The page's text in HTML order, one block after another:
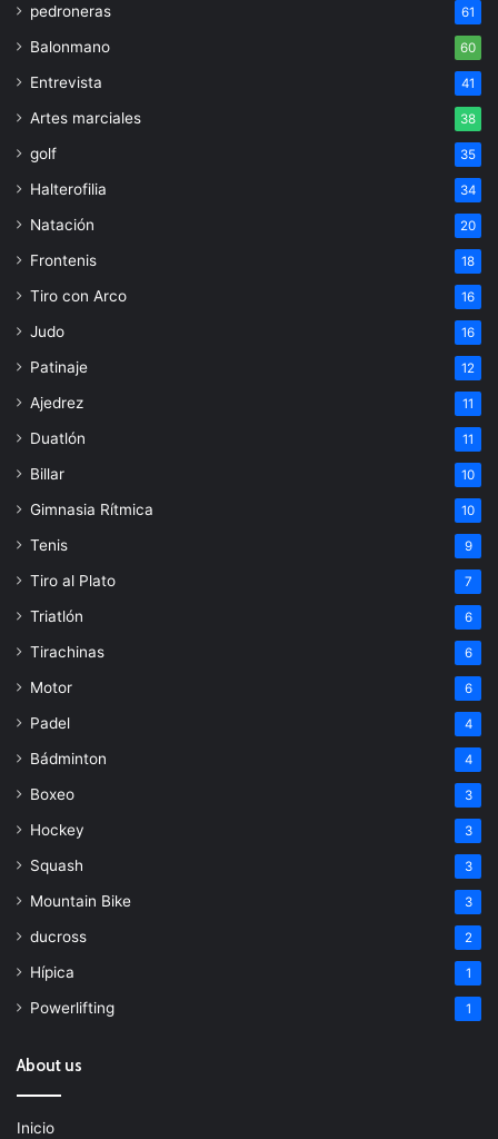
pedroneras 61
Balonmano 60
Entrevista 41
Artes marciales 38
golf 35
Halterofilia 34
Natación 20
Frontenis 18
Tiro con Arco 16
Judo 16
Patinaje 12
Ajedrez 11
Duatlón 11
Billar 10
Gimnasia Rítmica 10
Tenis 9
Tiro al Plato 7
Triatlón 6
Tirachinas 6
Motor 6
Padel 4
Bádminton 4
Boxeo 3
Hockey 3
Squash 3
Mountain Bike 3
ducross 2
Hípica 1
Powerlifting 1
About us
Inicio